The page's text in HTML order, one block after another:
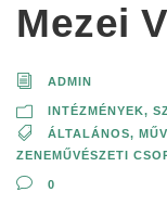
Mezei
ADMIN
INTÉZMÉNYEK,
ÁLTALÁNOS,
ZENEMŰVÉSZETI
0